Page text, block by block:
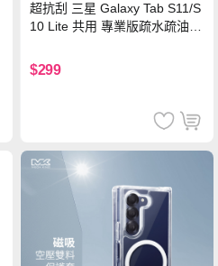
超抗刮 三星 Galaxy Tab S11/S
10 Lite 共用 專業版疏水疏油9
$299